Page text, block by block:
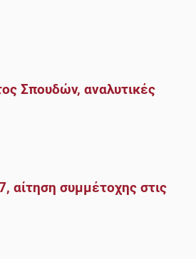
Σπουδών, αναλυτικές
αίτηση συμμέτοχης στις